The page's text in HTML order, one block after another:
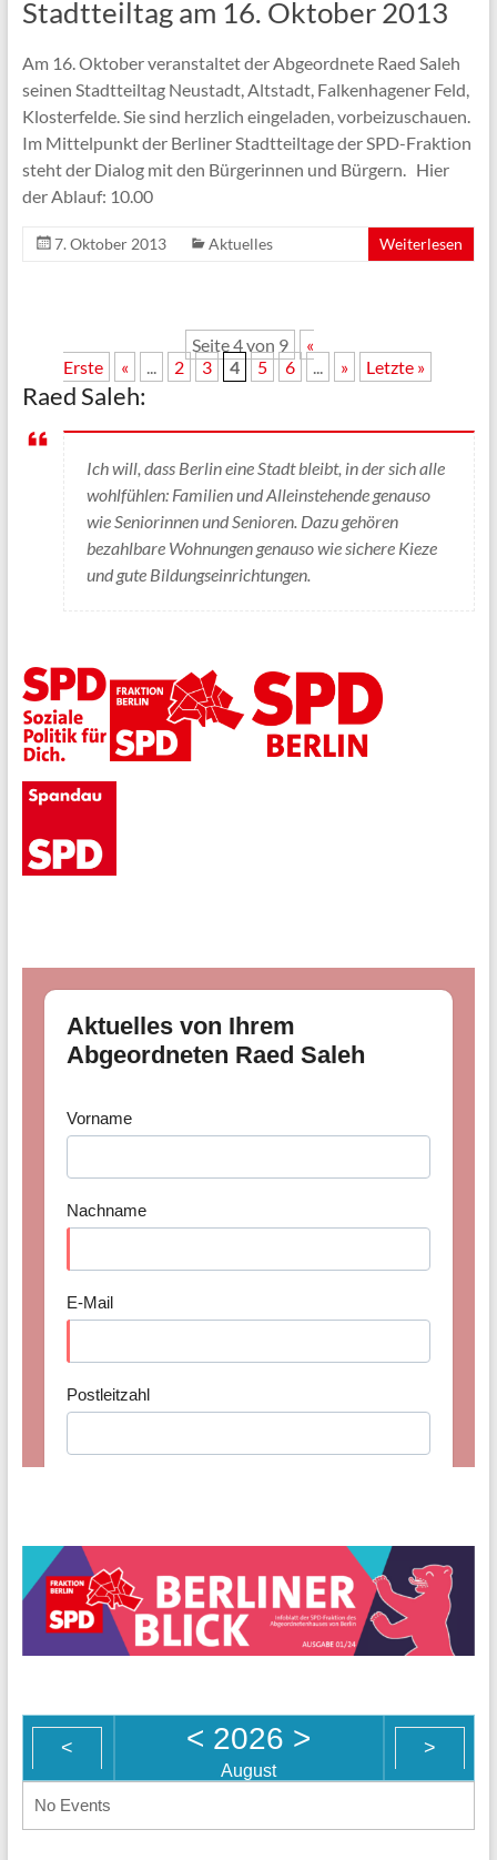
Stadtteiltag am 16. Oktober 2013
Am 16. Oktober veran­staltet der Abgeordnete Raed Saleh
seinen Stadtteiltag Neustadt, Altstadt, Falkenhagener Feld,
Klosterfelde. Sie sind herz­lich ein­­ge­­laden, vor­bei­zu­schauen.
Im Mittel­punkt der Ber­liner Stadt­teil­tage der SPD-Frak­­ti­­on
steht der Di­a­­log mit den Bür­ge­rinnen und Bür­gern. Hier
der Ablauf: 10.00
7. Oktober 2013 Aktuelles Weiterlesen
Seite 4 von 9
«
Erste
« 2 3 4 5 6 ... » Letzte »
Raed Saleh:
Ich will, dass Berlin eine Stadt bleibt, in der sich alle
wohlfühlen: Familien und Alleinstehende genauso
wie Seniorinnen und Senioren. Dazu gehören
bezahlbare Wohnungen genauso wie sichere Kieze
und gute Bildungseinrichtungen.
< < 2026 >
August
>
No Events